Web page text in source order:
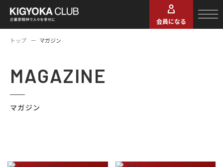
会員になる
トップ マガジン
MAGAZINE
マガジン